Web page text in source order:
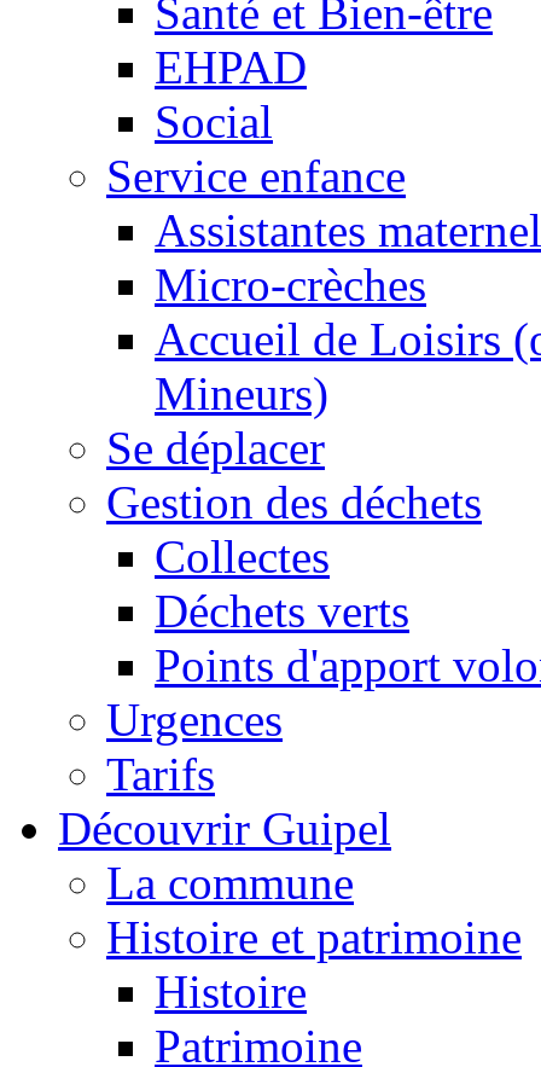
Santé et Bien-être
EHPAD
Social
Service enfance
Assistantes
Micro-crèches
Accueil de Loisirs
Mineurs)
Se déplacer
Gestion des déchets
Collectes
Déchets verts
Points d'apport
Urgences
Tarifs
Découvrir Guipel
La commune
Histoire et patrimoine
Histoire
Patrimoine